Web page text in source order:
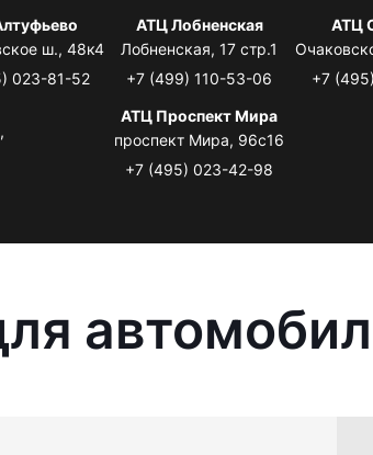
ш., 48к4
023-81-52
АТЦ Лобненская
Лобненская, 17 стр.1
+7 (499) 110-53-06
АТЦ
+7
АТЦ Проспект Мира
проспект Мира, 96с16
+7 (495) 023-42-98